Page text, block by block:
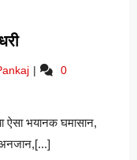
डिजिटल
बिपिन
चौधरी
डिजिटल0
ऐसा भयानक घमासान,